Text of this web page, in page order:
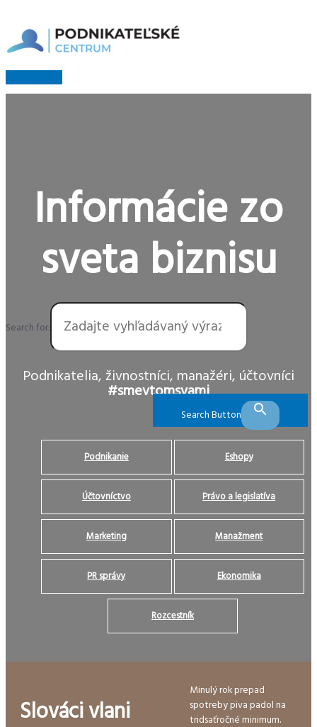
obsah
Hlavné
Menu
Informácie zo
sveta biznisu
Search for:
Search Button
Podnikatelia, živnostníci, manažéri, účtovníci
#smevtomsvami
Podnikanie Eshopy
Účtovníctvo Právo a legislatíva
Marketing Manažment
PR správy Ekonomika
Rozcestník
Slováci vlani
Minulý rok prepad
spotreby piva padol na
tridsaťročné minimum.